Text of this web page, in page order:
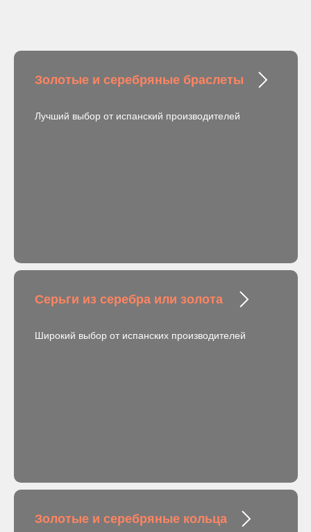
Золотые и серебряные браслеты
Лучший выбор от испанский производителей
Серьги из серебра или золота
Широкий выбор от испанских производителей
Золотые и серебряные кольца